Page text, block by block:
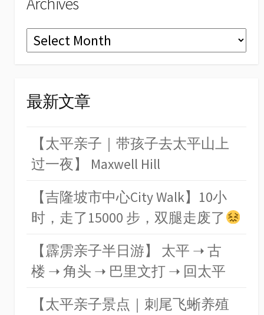
Archives
最新文章
【太平亲子｜带孩子去太平山上
过一夜】 Maxwell Hill
【吉隆坡市中心City Walk】10小
时，走了15000 步，双腿走废了
【霹雳亲子半日游】 太平 ➝ 古
楼 ➝ 角头 ➝ 巴里文打 ➝ 回太平
【太平亲子景点｜刺尾飞蜥养殖